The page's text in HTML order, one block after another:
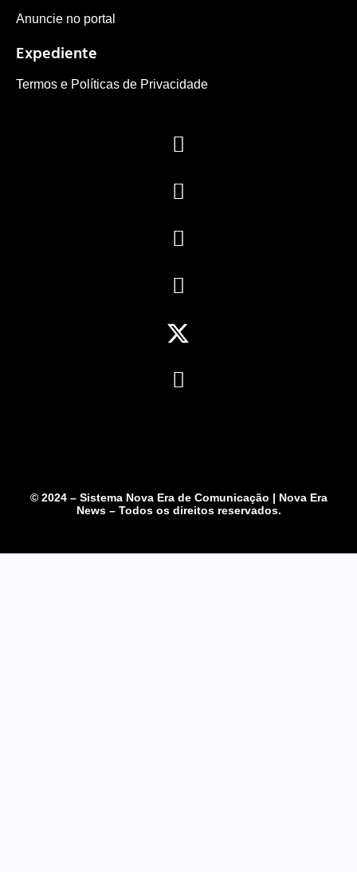
Anuncie no portal
Expediente
Termos e Políticas de Privacidade
© 2024 – Sistema Nova Era de Comunicação | Nova Era
News – Todos os direitos reservados.